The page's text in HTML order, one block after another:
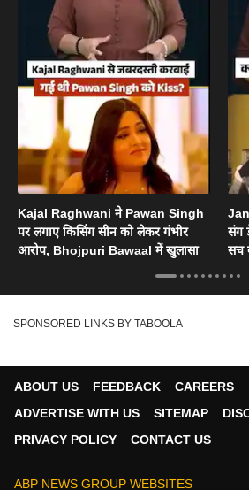
Kajal Raghwani ने Pawan Singh
पर लगाए किसिंग सीन को लेकर गंभीर
आरोप, Bhojpuri Bawaal में खुलासा
संग
सच
SPONSORED LINKS BY TABOOLA
ABOUT US FEEDBACK
CAREERS
ADVERTISE WITH US
SITEMAP
PRIVACY POLICY
CONTACT US
ABP NEWS GROUP WEBSITES